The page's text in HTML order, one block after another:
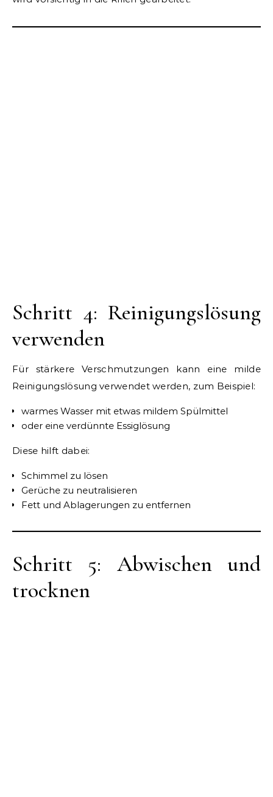
Schritt 4: Reinigungslösung
verwenden
Für stärkere Verschmutzungen kann eine milde
Reinigungslösung verwendet werden, zum Beispiel:
warmes Wasser mit etwas mildem Spülmittel
oder eine verdünnte Essiglösung
Diese hilft dabei:
Schimmel zu lösen
Gerüche zu neutralisieren
Fett und Ablagerungen zu entfernen
Schritt 5: Abwischen und
trocknen